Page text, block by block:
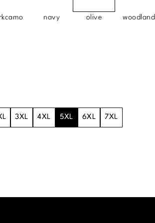
navy olive woodland
3XL 4XL 5XL 6XL 7XL